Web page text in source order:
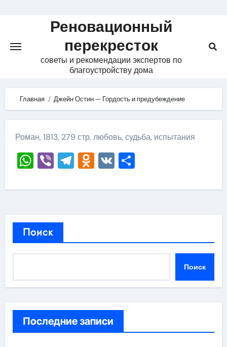
Реновационный
перекресток
советы и рекомендации экспертов по
благоустройству дома
Главная Джейн Остин — Гордость и предубеждение
Роман, 1813, 279 стр. любовь, судьба, испытания
WhatsApp
ViberTelegram
Odnoklassniki
VKОтправить
Поиск
Поиск
Последние записи